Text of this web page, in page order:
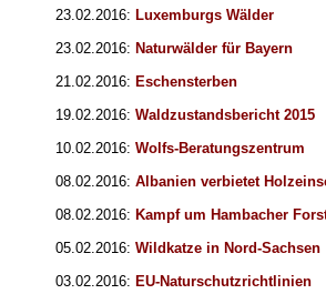
23.02.2016: Luxemburgs Wälder
23.02.2016: Naturwälder für Bayern
21.02.2016: Eschensterben
19.02.2016: Waldzustandsbericht 2015
10.02.2016: Wolfs-Beratungszentrum
08.02.2016: Albanien verbietet
08.02.2016: Kampf um Hambacher
05.02.2016: Wildkatze in Nord-Sachsen
03.02.2016: EU-Naturschutzrichtlinien